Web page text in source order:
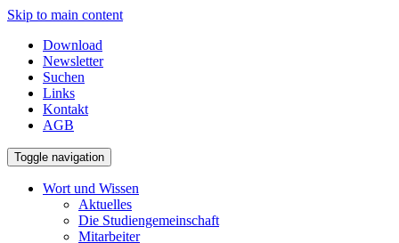
Skip to main content
Download
Newsletter
Suchen
Links
Kontakt
AGB
Toggle navigation
Wort und Wissen
Aktuelles
Die Studiengemeinschaft
Mitarbeiter